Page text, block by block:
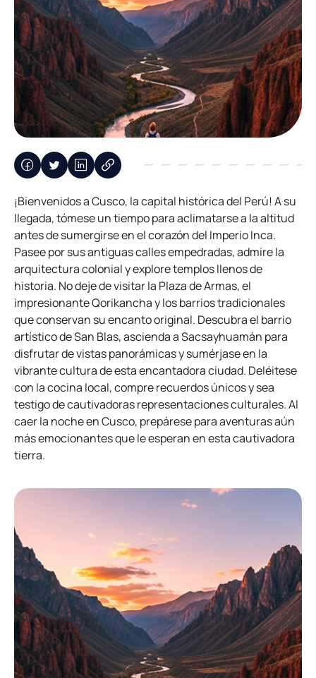
¡Bienvenidos a Cusco, la capital histórica del Perú! A su
llegada, tómese un tiempo para aclimatarse a la altitud
antes de sumergirse en el corazón del Imperio Inca.
Pasee por sus antiguas calles empedradas, admire la
arquitectura colonial y explore templos llenos de
historia. No deje de visitar la Plaza de Armas, el
impresionante Qorikancha y los barrios tradicionales
que conservan su encanto original. Descubra el barrio
artístico de San Blas, ascienda a Sacsayhuamán para
disfrutar de vistas panorámicas y sumérjase en la
vibrante cultura de esta encantadora ciudad. Deléitese
con la cocina local, compre recuerdos únicos y sea
testigo de cautivadoras representaciones culturales. Al
caer la noche en Cusco, prepárese para aventuras aún
más emocionantes que le esperan en esta cautivadora
tierra.